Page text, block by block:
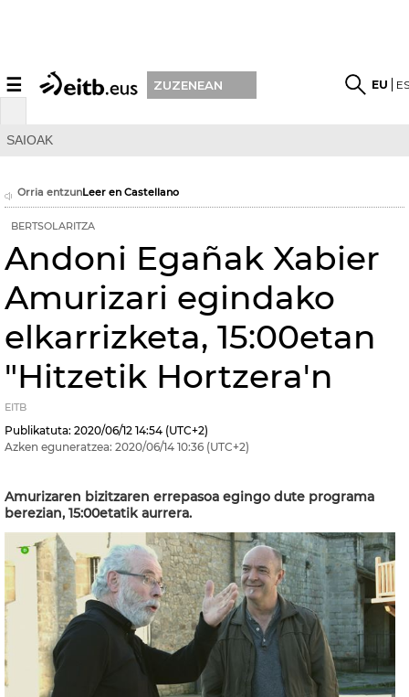
☰ ZUZENEAN EU
SAIOAK
Orria entzunLeer en Castellano
BERTSOLARITZA
Andoni Egañak Xabier
Amurizari egindako
elkarrizketa, 15:00etan
"Hitzetik Hortzera'n
EITB
Publikatuta: 2020/06/12 14:54 (UTC+2)
Azken eguneratzea: 2020/06/14 10:36 (UTC+2)
Amurizaren bizitzaren errepasoa egingo dute programa
berezian, 15:00etatik aurrera.